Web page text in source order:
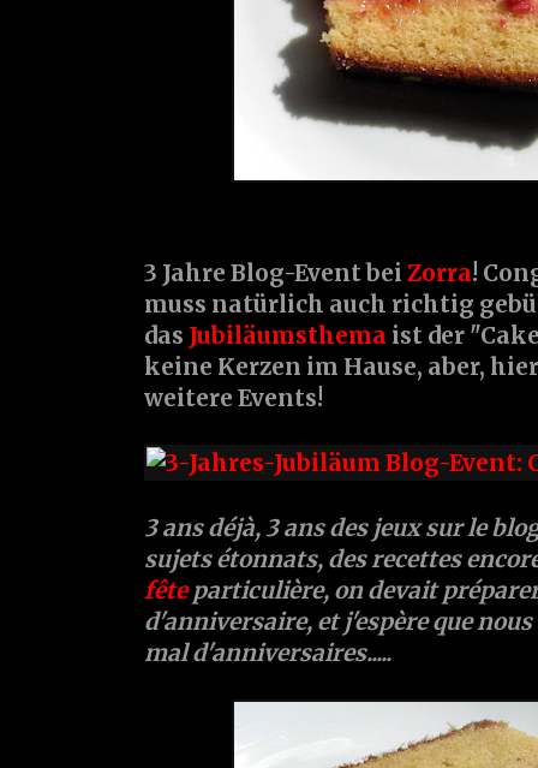
3 Jahre Blog-Event bei Zorra!
muss natürlich auch richtig
das Jubiläumsthema ist der
keine Kerzen im Hause, aber,
weitere Events!
3 ans déjà, 3 ans des jeux sur le
sujets étonnats, des recettes
fêteparticulière, on devait
d'anniversaire, et j'espère que
mal d'anniversaires.....